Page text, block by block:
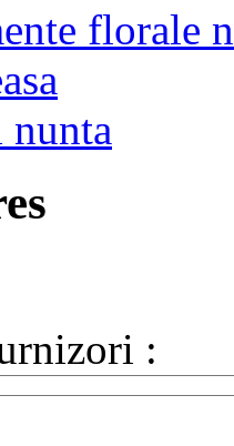
florale
nunta
: